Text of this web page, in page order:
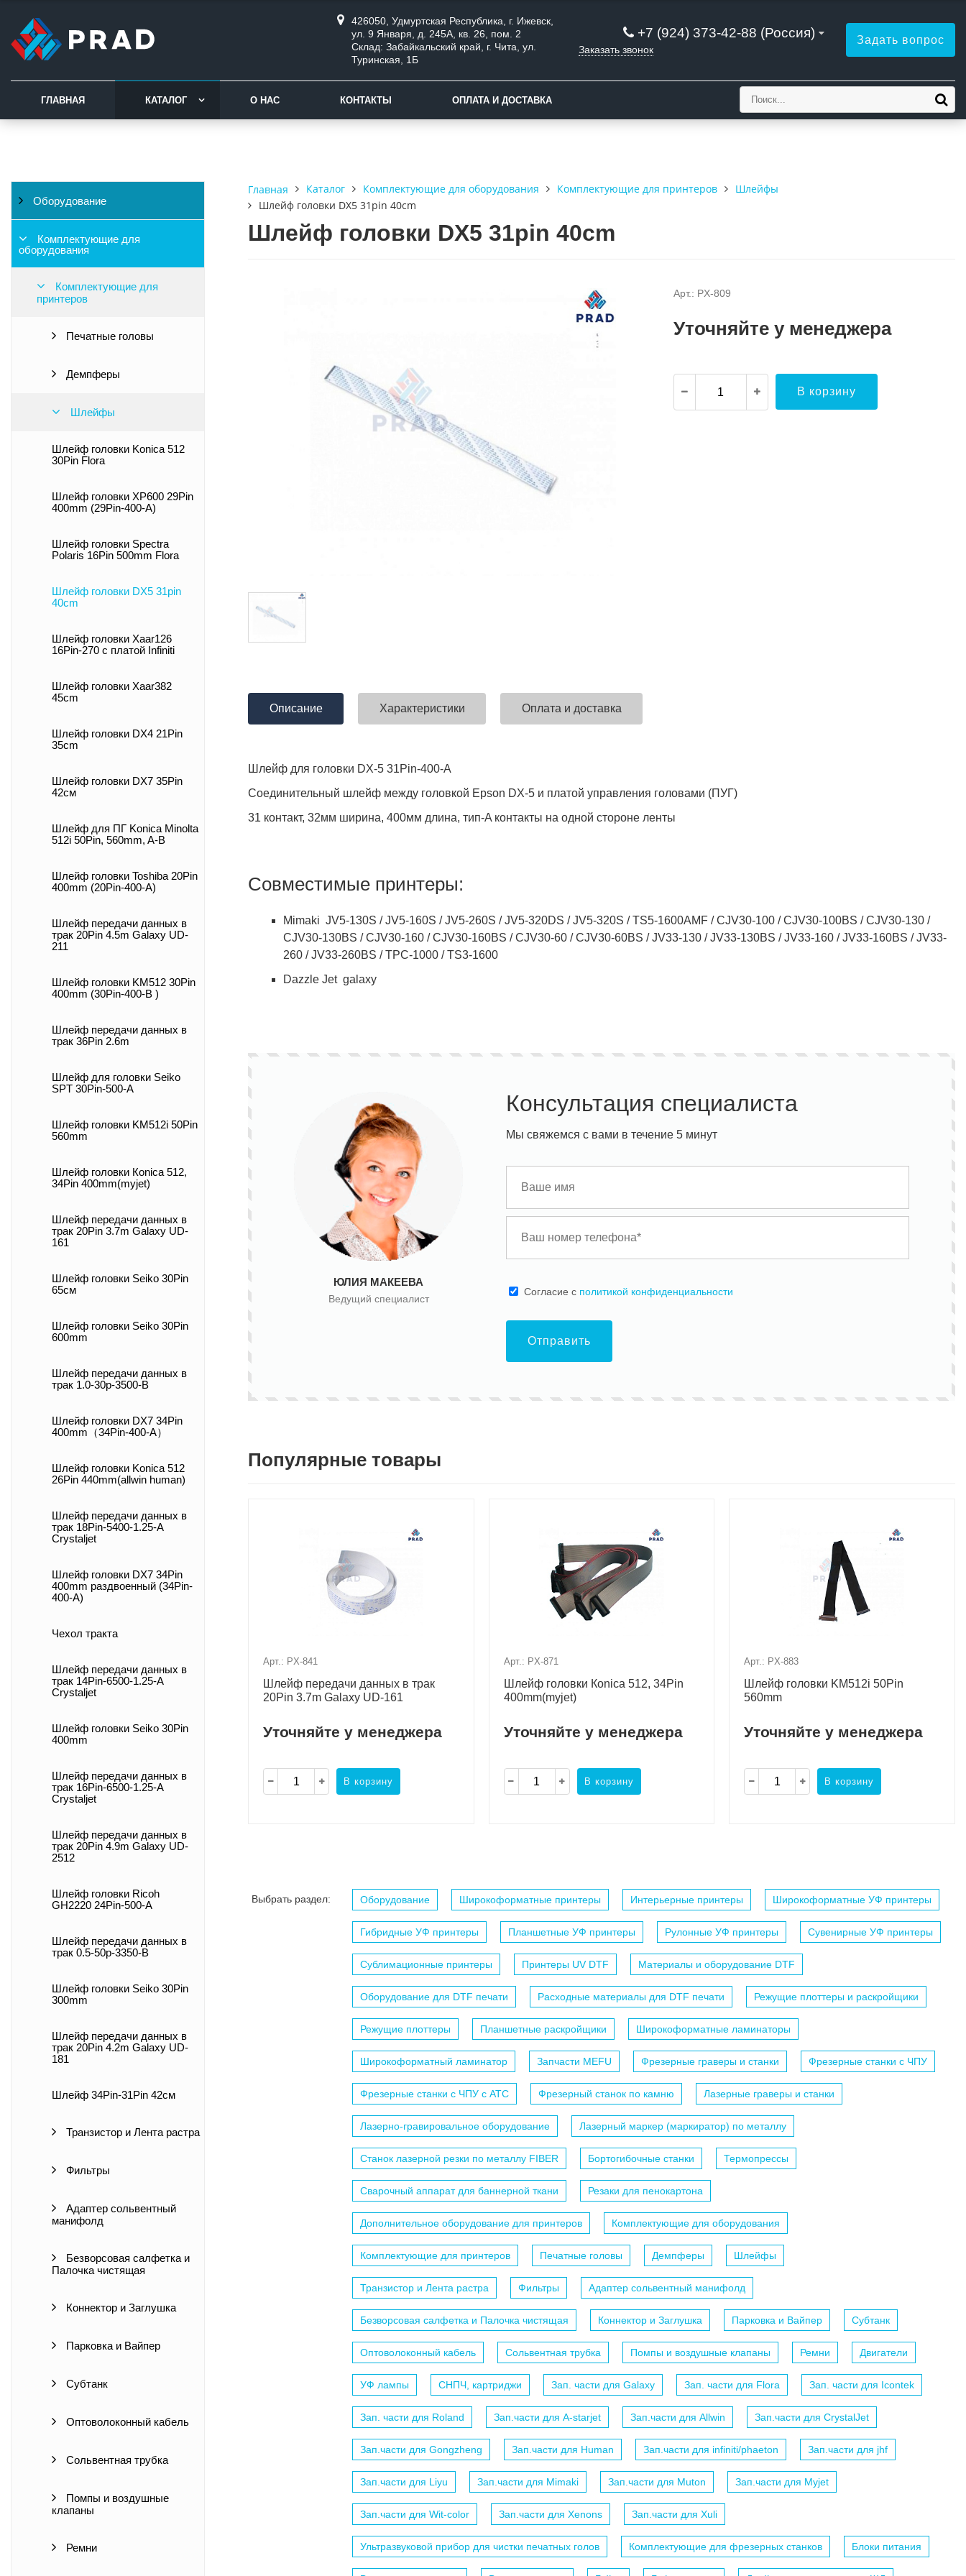
426050, Удмуртская Республика, г. Ижевск,
ул. 9 Января, д. 245А, кв. 26, пом. 2
Склад: Забайкальский край, г. Чита, ул.
Туринская, 1Б
+7 (924) 373-42-88 (Россия)
Заказать звонок
Задать вопрос
ГЛАВНАЯ КАТАЛОГ О НАС КОНТАКТЫ ОПЛАТА И ДОСТАВКА
Оборудование
Комплектующие для
оборудования
Комплектующие для
принтеров
Печатные головы
Демпферы
Шлейфы
Шлейф головки Konica 512
30Pin Flora
Шлейф головки XP600 29Pin
400mm (29Pin-400-A)
Шлейф головки Spectra
Polaris 16Pin 500mm Flora
Шлейф головки DX5 31pin
40cm
Шлейф головки Xaar126
16Pin-270 с платой Infiniti
Шлейф головки Xaar382
45cm
Шлейф головки DX4 21Pin
35cm
Шлейф головки DX7 35Pin
42cм
Шлейф для ПГ Konica Minolta
512i 50Pin, 560mm, A-B
Шлейф головки Toshiba 20Pin
400mm (20Pin-400-A)
Шлейф передачи данных в
трак 20Pin 4.5m Galaxy UD-
211
Шлейф головки KM512 30Pin
400mm (30Pin-400-B )
Шлейф передачи данных в
трак 36Pin 2.6m
Шлейф для головки Seiko
SPT 30Pin-500-A
Шлейф головки KM512i 50Pin
560mm
Шлейф головки Коnica 512,
34Pin 400mm(myjet)
Шлейф передачи данных в
трак 20Pin 3.7m Galaxy UD-
161
Шлейф головки Seiko 30Pin
65см
Шлейф головки Seiko 30Pin
600mm
Шлейф передачи данных в
трак 1.0-30p-3500-B
Шлейф головки DX7 34Pin
400mm（34Pin-400-A）
Шлейф головки Konica 512
26Pin 440mm(allwin human)
Шлейф передачи данных в
трак 18Pin-5400-1.25-A
Crystaljet
Шлейф головки DX7 34Pin
400mm раздвоенный (34Pin-
400-A)
Чехол тракта
Шлейф передачи данных в
трак 14Pin-6500-1.25-A
Crystaljet
Шлейф головки Seiko 30Pin
400mm
Шлейф передачи данных в
трак 16Pin-6500-1.25-A
Crystaljet
Шлейф передачи данных в
трак 20Pin 4.9m Galaxy UD-
2512
Шлейф головки Ricoh
GH2220 24Pin-500-A
Шлейф передачи данных в
трак 0.5-50p-3350-B
Шлейф головки Seiko 30Pin
300mm
Шлейф передачи данных в
трак 20Pin 4.2m Galaxy UD-
181
Шлейф 34Pin-31Pin 42cм
Транзистор и Лента растра
Фильтры
Адаптер сольвентный
манифолд
Безворсовая салфетка и
Палочка чистящая
Коннектор и Заглушка
Парковка и Вайпер
Субтанк
Оптоволоконный кабель
Сольвентная трубка
Помпы и воздушные
клапаны
Ремни
Главная Каталог Комплектующие для оборудования Комплектующие для принтеров
Шлейфы
Шлейф головки DX5 31pin 40cm
Шлейф головки DX5 31pin 40cm
Арт.: PX-809
Уточняйте у менеджера
В корзину
Описание Характеристики Оплата и доставка
Шлейф для головки DX-5 31Pin-400-A
Соединительный шлейф между головкой Epson DX-5 и платой управления головами (ПУГ)
31 контакт, 32мм ширина, 400мм длина, тип-A контакты на одной стороне ленты
Совместимые принтеры:
Mimaki JV5-130S / JV5-160S / JV5-260S / JV5-320DS / JV5-320S / TS5-1600AMF / CJV30-100 / CJV30-100BS / CJV30-130 /
CJV30-130BS / CJV30-160 / CJV30-160BS / CJV30-60 / CJV30-60BS / JV33-130 / JV33-130BS / JV33-160 / JV33-160BS / JV33-
260 / JV33-260BS / TPC-1000 / TS3-1600
Dazzle Jet galaxy
ЮЛИЯ МАКЕЕВА
Ведущий специалист
Консультация специалиста
Мы свяжемся с вами в течение 5 минут
Cогласие с политикой конфиденциальности
Отправить
Популярные товары
Арт.: PX-841
Шлейф передачи данных в трак
20Pin 3.7m Galaxy UD-161
Уточняйте у менеджера
В корзину
Арт.: PX-871
Шлейф головки Коnica 512, 34Pin
400mm(myjet)
Уточняйте у менеджера
В корзину
Арт.: PX-883
Шлейф головки KM512i 50Pin
560mm
Уточняйте у менеджера
В корзину
Выбрать раздел: Оборудование Широкоформатные принтеры Интерьерные принтеры Широкоформатные УФ принтеры
Гибридные УФ принтеры Планшетные УФ принтеры Рулонные УФ принтеры Сувенирные УФ принтеры
Сублимационные принтеры Принтеры UV DTF Материалы и оборудование DTF
Оборудование для DTF печати Расходные материалы для DTF печати Режущие плоттеры и раскройщики
Режущие плоттеры Планшетные раскройщики Широкоформатные ламинаторы
Широкоформатный ламинатор Запчасти MEFU Фрезерные граверы и станки Фрезерные станки с ЧПУ
Фрезерные станки с ЧПУ c АТС Фрезерный станок по камню Лазерные граверы и станки
Лазерно-гравировальное оборудование Лазерный маркер (маркиратор) по металлу
Станок лазерной резки по металлу FIBER Бортогибочные станки Термопрессы
Сварочный аппарат для баннерной ткани Резаки для пенокартона
Дополнительное оборудование для принтеров Комплектующие для оборудования
Комплектующие для принтеров Печатные головы Демпферы Шлейфы
Транзистор и Лента растра Фильтры Адаптер сольвентный манифолд
Безворсовая салфетка и Палочка чистящая Коннектор и Заглушка Парковка и Вайпер Субтанк
Оптоволоконный кабель Сольвентная трубка Помпы и воздушные клапаны Ремни Двигатели
УФ лампы СНПЧ, картриджи Зап. части для Galaxy Зап. части для Flora Зап. части для Icontek
Зап. части для Roland Зап.части для A-starjet Зап.части для Allwin Зап.части для CrystalJet
Зап.части для Gongzheng Зап.части для Human Зап.части для infiniti/phaeton Зап.части для jhf
Зап.части для Liyu Зап.части для Mimaki Зап.части для Muton Зап.части для Myjet
Зап.части для Wit-color Зап.части для Xenons Зап.части для Xuli
Ультразвуковой прибор для чистки печатных голов Комплектующие для фрезерных станков Блоки питания